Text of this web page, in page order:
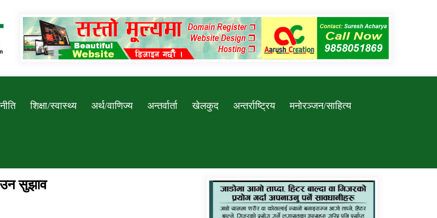
Newssarokar
शिक्षा/स्वास्थ्य अर्थ/वाणिज्य अन्तर्वार्ता खेलकुद अन्तर्राष्ट्रिय मनोरञ्जन/साहित्य
कर्णाली प्रविधि शिक्षालय जुम्लाको सुचना
सुझाव